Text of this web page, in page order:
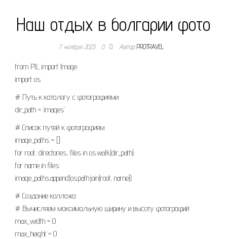
Наш отдых в болгарии фото
7 ноября 2023 0 АвторPROTRAVEL
from PIL import Image
import os
# Путь к каталогу с фотографиями
dir_path = ‘images’
# Список путей к фотографиям
image_paths = []
for root, directories, files in os.walk(dir_path):
for name in files:
image_paths.append(os.path.join(root, name))
# Создание коллажа
# Вычисляем максимальную ширину и высоту фотографий
max_width = 0
max_height = 0